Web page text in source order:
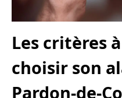
Les critères
choisir son
Pardon-de-